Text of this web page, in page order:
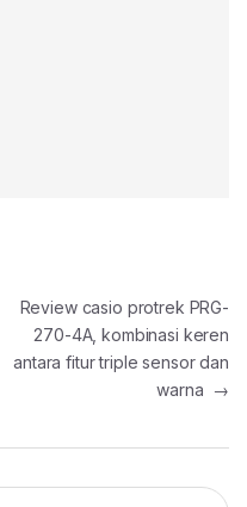
Review casio protrek PRG-
270-4A, kombinasi keren
antara fitur triple sensor dan
warna →